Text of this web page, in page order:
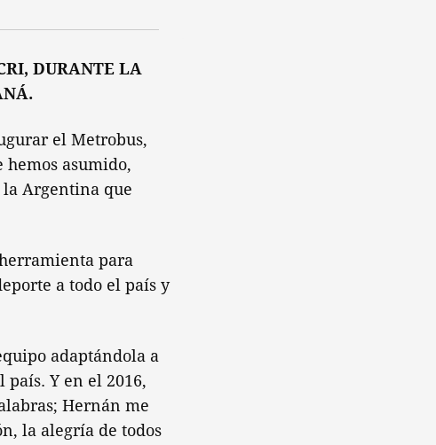
DURANTE LA
el Metrobus,
asumido,
la Argentina que
para
a todo el país y
adaptándola a
Y en el 2016,
Hernán me
la alegría de todos